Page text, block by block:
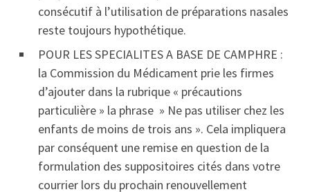
consécutif à l’utilisation de préparations nasales
reste toujours hypothétique.
POUR LES SPECIALITES A BASE DE CAMPHRE :
la Commission du Médicament prie les firmes
d’ajouter dans la rubrique « précautions
particulière » la phrase » Ne pas utiliser chez les
enfants de moins de trois ans ». Cela impliquera
par conséquent une remise en question de la
formulation des suppositoires cités dans votre
courrier lors du prochain renouvellement